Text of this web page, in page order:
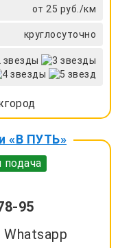
от 25 руб./км
круглосуточно
«В ПУТЬ»
95
Whatsapp